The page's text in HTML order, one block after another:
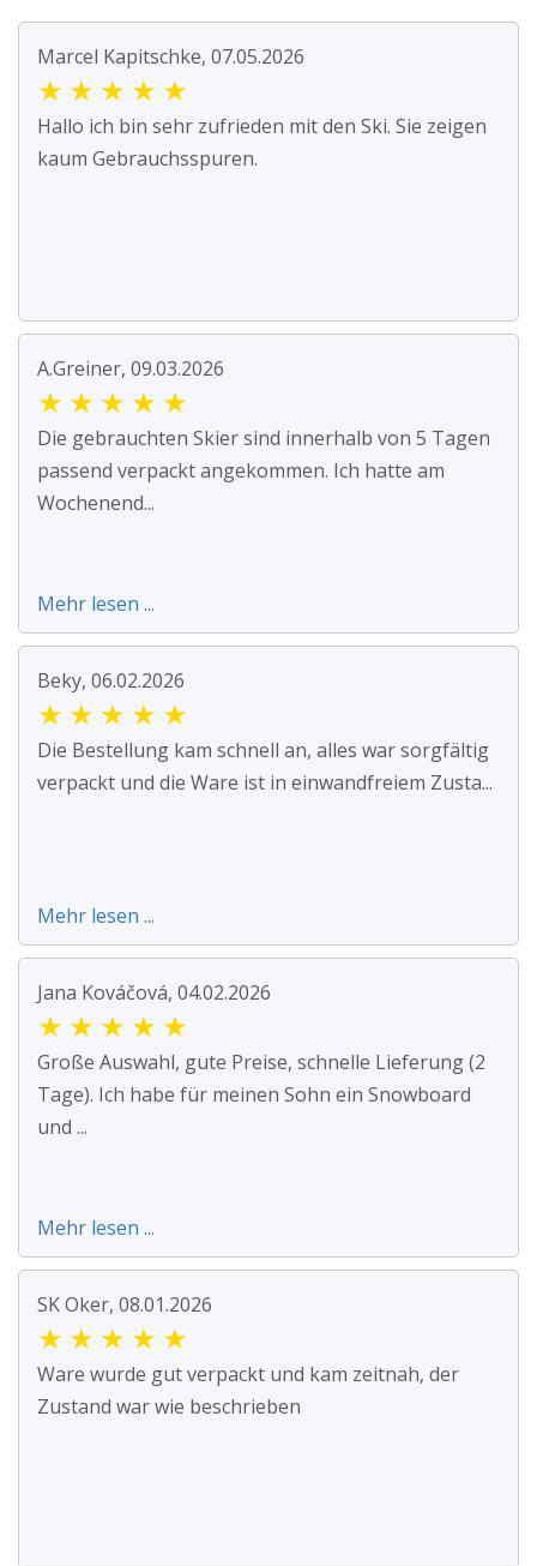
Marcel Kapitschke, 07.05.2026
★ ★ ★ ★ ★
Hallo ich bin sehr zufrieden mit den Ski. Sie zeigen
kaum Gebrauchsspuren.
A.Greiner, 09.03.2026
★ ★ ★ ★ ★
Die gebrauchten Skier sind innerhalb von 5 Tagen
passend verpackt angekommen. Ich hatte am
Wochenend...
Mehr lesen ...
Beky, 06.02.2026
★ ★ ★ ★ ★
Die Bestellung kam schnell an, alles war sorgfältig
verpackt und die Ware ist in einwandfreiem Zusta...
Mehr lesen ...
Jana Kováčová, 04.02.2026
★ ★ ★ ★ ★
Große Auswahl, gute Preise, schnelle Lieferung (2
Tage). Ich habe für meinen Sohn ein Snowboard
und ...
Mehr lesen ...
SK Oker, 08.01.2026
★ ★ ★ ★ ★
Ware wurde gut verpackt und kam zeitnah, der
Zustand war wie beschrieben